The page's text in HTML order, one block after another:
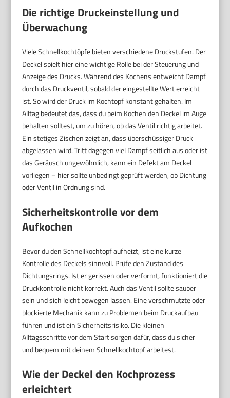
Die richtige Druckeinstellung und
Überwachung
Viele Schnellkochtöpfe bieten verschiedene Druckstufen. Der
Deckel spielt hier eine wichtige Rolle bei der Steuerung und
Anzeige des Drucks. Während des Kochens entweicht Dampf
durch das Druckventil, sobald der eingestellte Wert erreicht
ist. So wird der Druck im Kochtopf konstant gehalten. Im
Alltag bedeutet das, dass du beim Kochen den Deckel im Auge
behalten solltest, um zu hören, ob das Ventil richtig arbeitet.
Ein stetiges Zischen zeigt an, dass überschüssiger Druck
abgelassen wird. Tritt dagegen viel Dampf seitlich aus oder ist
das Geräusch ungewöhnlich, kann ein Defekt am Deckel
vorliegen – hier sollte unbedingt geprüft werden, ob Dichtung
oder Ventil in Ordnung sind.
Sicherheitskontrolle vor dem
Aufkochen
Bevor du den Schnellkochtopf aufheizt, ist eine kurze
Kontrolle des Deckels sinnvoll. Prüfe den Zustand des
Dichtungsrings. Ist er gerissen oder verformt, funktioniert die
Druckkontrolle nicht korrekt. Auch das Ventil sollte sauber
sein und sich leicht bewegen lassen. Eine verschmutzte oder
blockierte Mechanik kann zu Problemen beim Druckaufbau
führen und ist ein Sicherheitsrisiko. Die kleinen
Alltagsschritte vor dem Start sorgen dafür, dass du sicher
und bequem mit deinem Schnellkochtopf arbeitest.
Wie der Deckel den Kochprozess
erleichtert